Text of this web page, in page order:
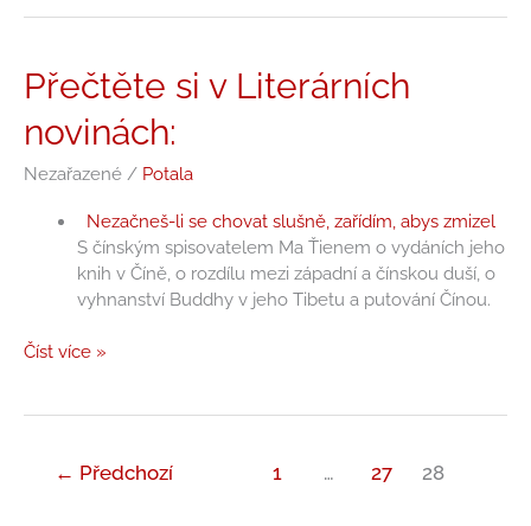
Přečtěte si v Literárních
novinách:
Nezařazené / Potala
Nezačneš-li se chovat slušně, zařídím, abys zmizel
S čínským spisovatelem Ma Ťienem o vydáních jeho
knih v Číně, o rozdílu mezi západní a čínskou duší, o
vyhnanství Buddhy v jeho Tibetu a putování Čínou.
Přečtěte
si
v
novinách:
Číst více »
← Předchozí 1 … 27 28